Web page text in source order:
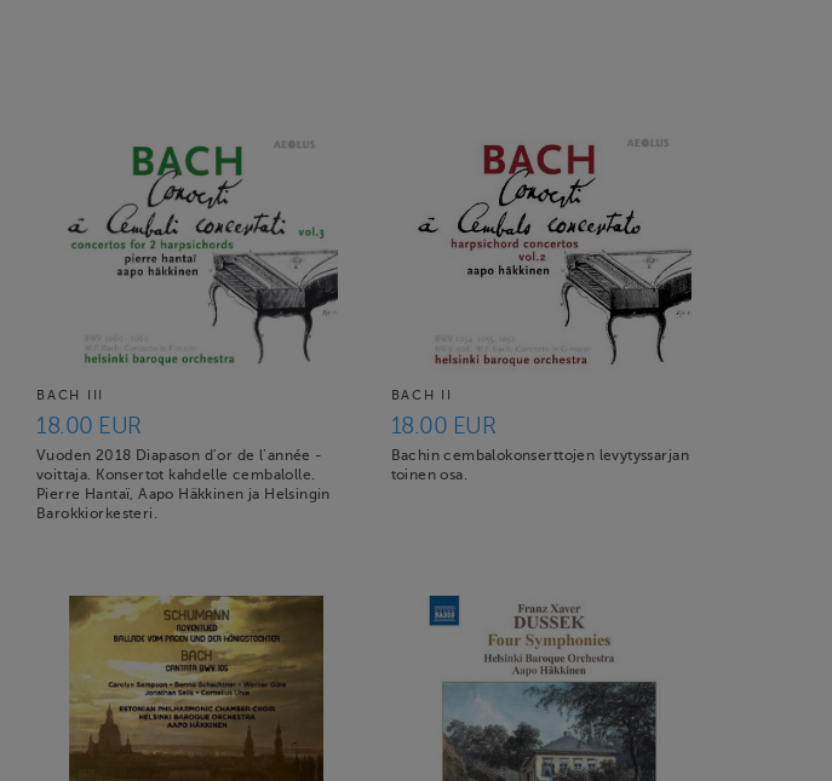
BACH III
18.00 EUR
Vuoden 2018 Diapason d’or de l’année -
voittaja. Konsertot kahdelle cembalolle.
Pierre Hantaï, Aapo Häkkinen ja Helsingin
Barokkiorkesteri.
BACH II
18.00 EUR
Bachin cembalokonserttojen levytyssarjan
toinen osa.